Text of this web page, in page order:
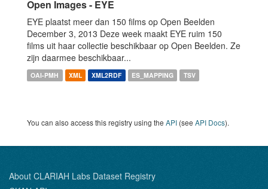
Open Images - EYE
EYE plaatst meer dan 150 films op Open Beelden
December 3, 2013 Deze week maakt EYE ruim 150
films uit haar collectie beschikbaar op Open Beelden. Ze
zijn daarmee beschikbaar...
OAI-PMH XML XML2RDF ES_MAPPING TSV
You can also access this registry using the API (see API Docs).
About CLARIAH Labs Dataset Registry